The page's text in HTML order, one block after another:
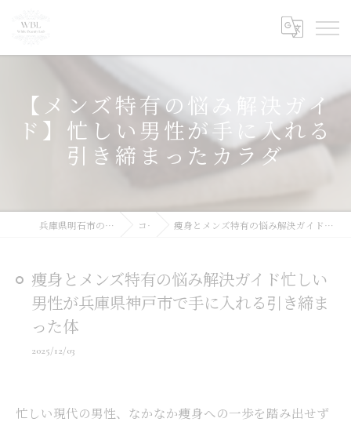
【メンズ特有の悩み解決ガイ
ド】忙しい男性が手に入れる
引き締まったカラダ
兵庫県明石市の痩身ならWhite Beauty Lab コラム 痩身とメンズ特有の悩み解決ガイド忙しい男性が兵庫県神戸市で手に入れる引き締まった体
痩身とメンズ特有の悩み解決ガイド忙しい
男性が兵庫県神戸市で手に入れる引き締ま
った体
2025/12/03
忙しい現代の男性、なかなか痩身への一歩を踏み出せず